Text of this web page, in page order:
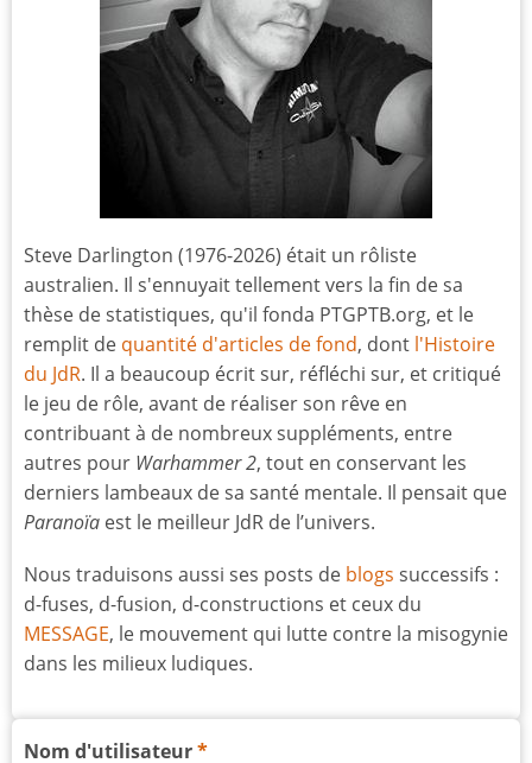
Steve Darlington (1976-2026) était un rôliste
australien. Il s'ennuyait tellement vers la fin de sa
thèse de statistiques, qu'il fonda PTGPTB.org, et le
remplit de quantité d'articles de fond, dont l'Histoire
du JdR. Il a beaucoup écrit sur, réfléchi sur, et critiqué
le jeu de rôle, avant de réaliser son rêve en
contribuant à de nombreux suppléments, entre
autres pour Warhammer 2, tout en conservant les
derniers lambeaux de sa santé mentale. Il pensait que
Paranoïa est le meilleur JdR de l’univers.
Nous traduisons aussi ses posts de blogs successifs :
d-fuses, d-fusion, d-constructions et ceux du
MESSAGE, le mouvement qui lutte contre la misogynie
dans les milieux ludiques.
Nom d'utilisateur